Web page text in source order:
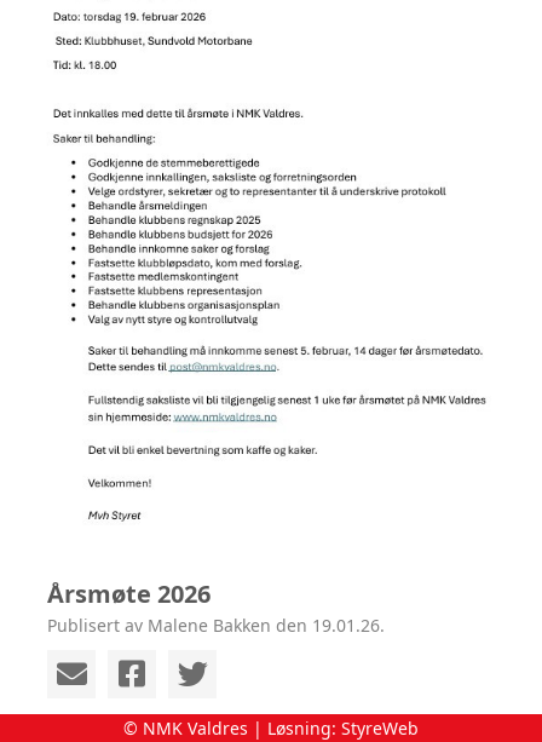
Årsmøte 2026
Publisert av Malene Bakken den 19.01.26.
© NMK Valdres | Løsning: StyreWeb